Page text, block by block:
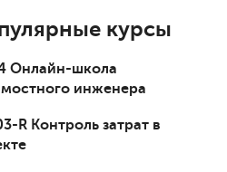
курсы
Онлайн-школа
инженера
R Контроль затрат в